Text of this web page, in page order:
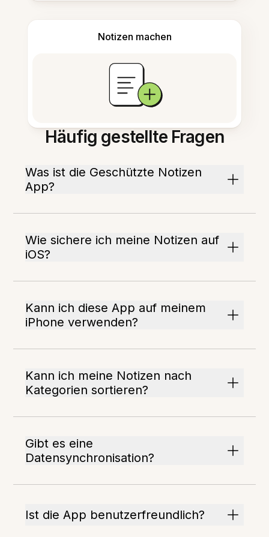
Notizen machen
Häufig gestellte Fragen
Was ist die Geschützte Notizen
App?
Wie sichere ich meine Notizen auf
iOS?
Kann ich diese App auf meinem
iPhone verwenden?
Kann ich meine Notizen nach
Kategorien sortieren?
Gibt es eine
Datensynchronisation?
Ist die App benutzerfreundlich?